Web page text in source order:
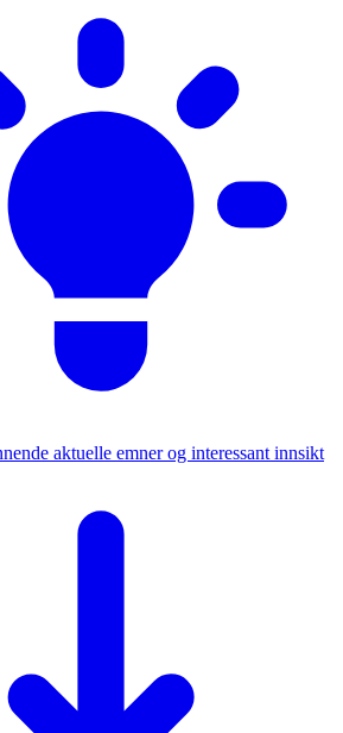
aktuelle emner og interessant innsikt